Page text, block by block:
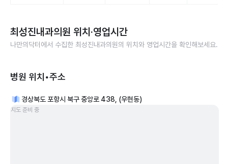
최성진내과의원 위치·영업시간
나만의닥터에서 수집한 최성진내과의원의 위치와 영업시간을 확인해보세요.
병원 위치•주소
경상북도 포항시 북구 중앙로 438, (우현동)
지도 준비 중